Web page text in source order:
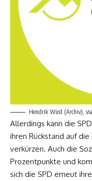
Hendrik Wüst (Archiv),
Allerdings kann die
ihren Rückstand auf
verkürzen. Auch die
Prozentpunkte und
sich die SPD erneut